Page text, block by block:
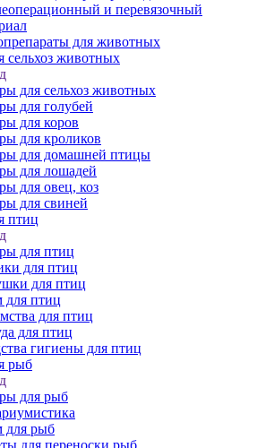
и перевязочный
для животных
сельхоз животных
для сельхоз животных
для голубей
для коров
для кроликов
для домашней птицы
для лошадей
для овец, коз
для свиней
птиц
для птиц
для птиц
для птиц
для птиц
для птиц
для птиц
гигиены для птиц
рыб
для рыб
для рыб
для переноски рыб